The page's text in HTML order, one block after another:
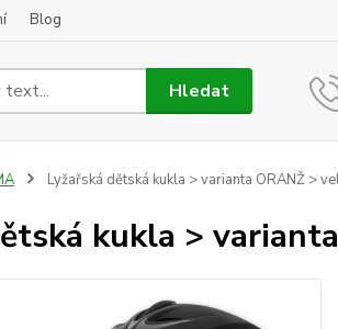
Blog
Hledat
Lyžařská dětská kukla > varianta ORANŽ >
kukla >